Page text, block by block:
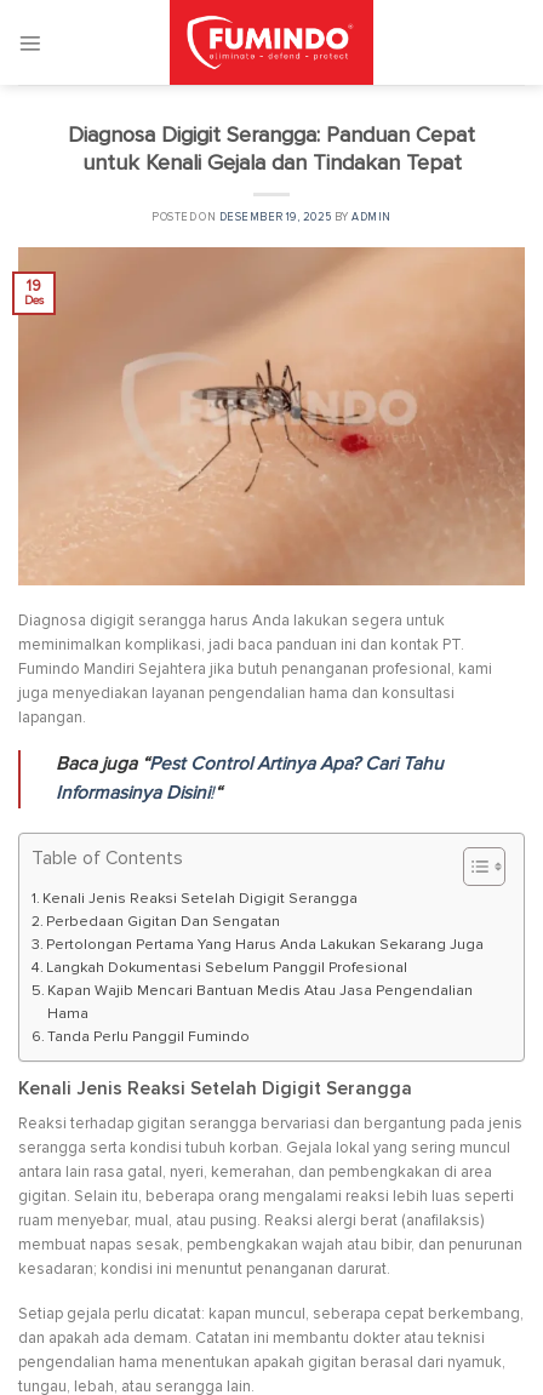
Diagnosa Digigit Serangga: Panduan Cepat
untuk Kenali Gejala dan Tindakan Tepat
POSTED ON DESEMBER 19, 2025 BYADMIN
19
Des
Diagnosa digigit serangga harus Anda lakukan segera untuk
meminimalkan komplikasi, jadi baca panduan ini dan kontak PT.
Fumindo Mandiri Sejahtera jika butuh penanganan profesional, kami
juga menyediakan layanan pengendalian hama dan konsultasi
lapangan.
Baca juga “Pest Control Artinya Apa? Cari Tahu
Informasinya Disini!“
Table of Contents
Kenali Jenis Reaksi Setelah Digigit Serangga
Perbedaan Gigitan Dan Sengatan
Pertolongan Pertama Yang Harus Anda Lakukan Sekarang Juga
Langkah Dokumentasi Sebelum Panggil Profesional
Kapan Wajib Mencari Bantuan Medis Atau Jasa Pengendalian
Hama
Tanda Perlu Panggil Fumindo
Kenali Jenis Reaksi Setelah Digigit Serangga
Reaksi terhadap gigitan serangga bervariasi dan bergantung pada jenis
serangga serta kondisi tubuh korban. Gejala lokal yang sering muncul
antara lain rasa gatal, nyeri, kemerahan, dan pembengkakan di area
gigitan. Selain itu, beberapa orang mengalami reaksi lebih luas seperti
ruam menyebar, mual, atau pusing. Reaksi alergi berat (anafilaksis)
membuat napas sesak, pembengkakan wajah atau bibir, dan penurunan
kesadaran; kondisi ini menuntut penanganan darurat.
Setiap gejala perlu dicatat: kapan muncul, seberapa cepat berkembang,
dan apakah ada demam. Catatan ini membantu dokter atau teknisi
pengendalian hama menentukan apakah gigitan berasal dari nyamuk,
tungau, lebah, atau serangga lain.